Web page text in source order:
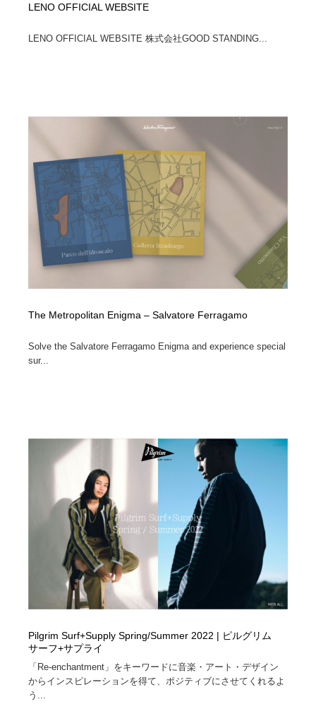
LENO OFFICIAL WEBSITE
LENO OFFICIAL WEBSITE 株式会社GOOD STANDING...
The Metropolitan Enigma – Salvatore Ferragamo
Solve the Salvatore Ferragamo Enigma and experience special
sur...
Pilgrim Surf+Supply Spring/Summer 2022 | ピルグリム
サーフ+サプライ
「Re-enchantment」をキーワードに音楽・アート・デザイン
からインスピレーションを得て、ポジティブにさせてくれるよ
う...